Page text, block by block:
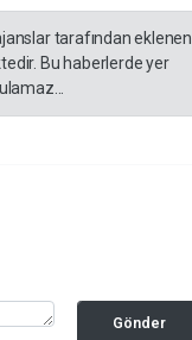
tarafından eklenen
Bu haberlerde yer
Gönder